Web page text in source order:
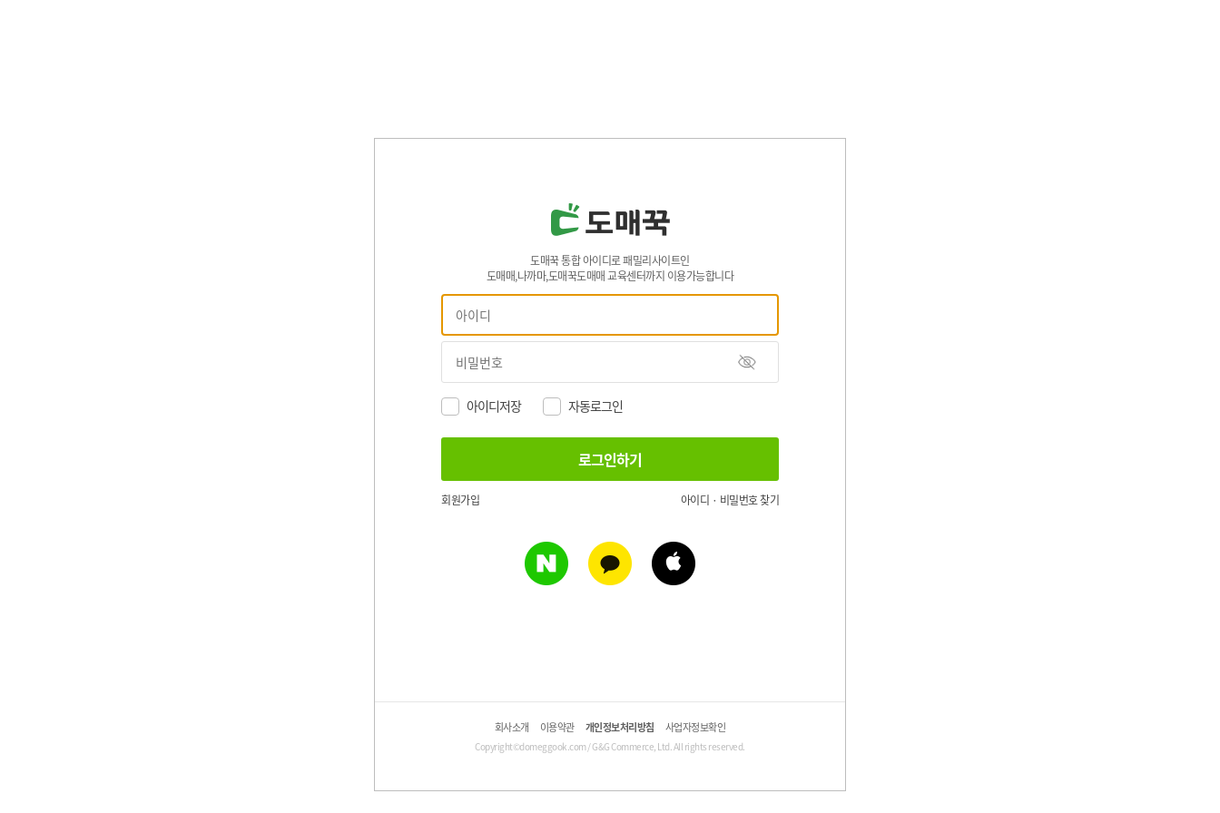
도매꾹 통합 아이디로 패밀리사이트인
도매매,나까마,도매꾹도매매 교육센터까지 이용가능합니다
아이디저장 자동로그인
회원가입 아이디 · 비밀번호 찾기
회사소개 이용약관 개인정보처리방침 사업자정보확인
Copyright©domeggook.com / G&G Commerce, Ltd. All rights reserved.